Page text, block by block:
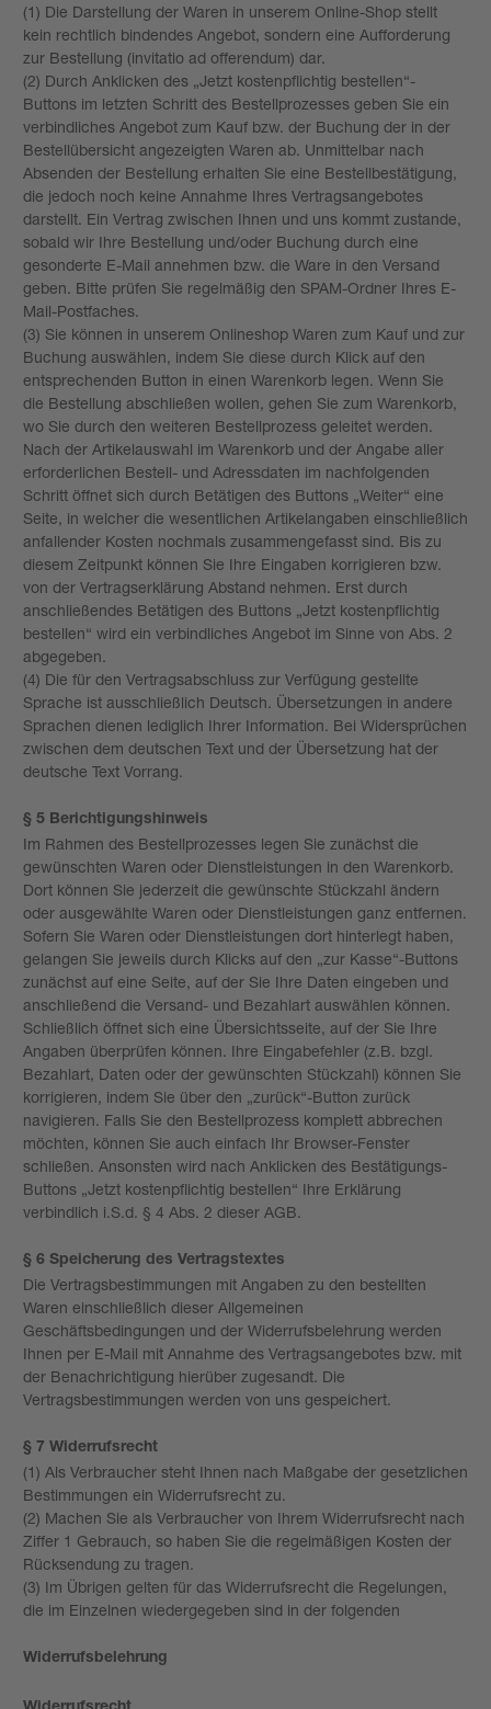
(1) Die Darstellung der Waren in unserem Online-Shop stellt
kein rechtlich bindendes Angebot, sondern eine Aufforderung
zur Bestellung (invitatio ad offerendum) dar.
(2) Durch Anklicken des „Jetzt kostenpflichtig bestellen“-
Buttons im letzten Schritt des Bestellprozesses geben Sie ein
verbindliches Angebot zum Kauf bzw. der Buchung der in der
Bestellübersicht angezeigten Waren ab. Unmittelbar nach
Absenden der Bestellung erhalten Sie eine Bestellbestätigung,
die jedoch noch keine Annahme Ihres Vertragsangebotes
darstellt. Ein Vertrag zwischen Ihnen und uns kommt zustande,
sobald wir Ihre Bestellung und/oder Buchung durch eine
gesonderte E-Mail annehmen bzw. die Ware in den Versand
geben. Bitte prüfen Sie regelmäßig den SPAM-Ordner Ihres E-
Mail-Postfaches.
(3) Sie können in unserem Onlineshop Waren zum Kauf und zur
Buchung auswählen, indem Sie diese durch Klick auf den
entsprechenden Button in einen Warenkorb legen. Wenn Sie
die Bestellung abschließen wollen, gehen Sie zum Warenkorb,
wo Sie durch den weiteren Bestellprozess geleitet werden.
Nach der Artikelauswahl im Warenkorb und der Angabe aller
erforderlichen Bestell- und Adressdaten im nachfolgenden
Schritt öffnet sich durch Betätigen des Buttons „Weiter“ eine
Seite, in welcher die wesentlichen Artikelangaben einschließlich
anfallender Kosten nochmals zusammengefasst sind. Bis zu
diesem Zeitpunkt können Sie Ihre Eingaben korrigieren bzw.
von der Vertragserklärung Abstand nehmen. Erst durch
anschließendes Betätigen des Buttons „Jetzt kostenpflichtig
bestellen“ wird ein verbindliches Angebot im Sinne von Abs. 2
abgegeben.
(4) Die für den Vertragsabschluss zur Verfügung gestellte
Sprache ist ausschließlich Deutsch. Übersetzungen in andere
Sprachen dienen lediglich Ihrer Information. Bei Widersprüchen
zwischen dem deutschen Text und der Übersetzung hat der
deutsche Text Vorrang.
§ 5 Berichtigungshinweis
Im Rahmen des Bestellprozesses legen Sie zunächst die
gewünschten Waren oder Dienstleistungen in den Warenkorb.
Dort können Sie jederzeit die gewünschte Stückzahl ändern
oder ausgewählte Waren oder Dienstleistungen ganz entfernen.
Sofern Sie Waren oder Dienstleistungen dort hinterlegt haben,
gelangen Sie jeweils durch Klicks auf den „zur Kasse“-Buttons
zunächst auf eine Seite, auf der Sie Ihre Daten eingeben und
anschließend die Versand- und Bezahlart auswählen können.
Schließlich öffnet sich eine Übersichtsseite, auf der Sie Ihre
Angaben überprüfen können. Ihre Eingabefehler (z.B. bzgl.
Bezahlart, Daten oder der gewünschten Stückzahl) können Sie
korrigieren, indem Sie über den „zurück“-Button zurück
navigieren. Falls Sie den Bestellprozess komplett abbrechen
möchten, können Sie auch einfach Ihr Browser-Fenster
schließen. Ansonsten wird nach Anklicken des Bestätigungs-
Buttons „Jetzt kostenpflichtig bestellen“ Ihre Erklärung
verbindlich i.S.d. § 4 Abs. 2 dieser AGB.
§ 6 Speicherung des Vertragstextes
Die Vertragsbestimmungen mit Angaben zu den bestellten
Waren einschließlich dieser Allgemeinen
Geschäftsbedingungen und der Widerrufsbelehrung werden
Ihnen per E-Mail mit Annahme des Vertragsangebotes bzw. mit
der Benachrichtigung hierüber zugesandt. Die
Vertragsbestimmungen werden von uns gespeichert.
§ 7 Widerrufsrecht
(1) Als Verbraucher steht Ihnen nach Maßgabe der gesetzlichen
Bestimmungen ein Widerrufsrecht zu.
(2) Machen Sie als Verbraucher von Ihrem Widerrufsrecht nach
Ziffer 1 Gebrauch, so haben Sie die regelmäßigen Kosten der
Rücksendung zu tragen.
(3) Im Übrigen gelten für das Widerrufsrecht die Regelungen,
die im Einzelnen wiedergegeben sind in der folgenden
Widerrufsbelehrung